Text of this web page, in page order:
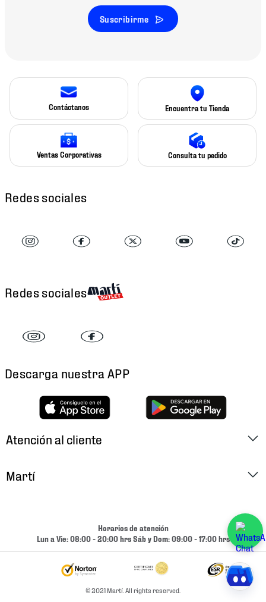
Suscribirme
Contáctanos Encuentra tu Tienda
Ventas Corporativas Consulta tu pedido
Redes sociales
Redes sociales
Descarga nuestra APP
Atención al cliente
Cambios y Devoluciones
Condiciones de Entrega
Martí
Términos y Condiciones
Horarios de atención
Lun a Vie: 08:00 - 20:00 hrs Sáb y Dom: 09:00 - 17:00 hrs
© 2021 Martí. All rights reserved.